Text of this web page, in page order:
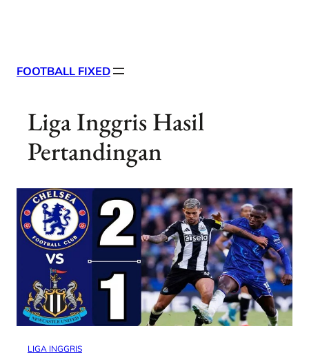
FOOTBALL FIXED
Liga Inggris Hasil
Pertandingan
LIGA INGGRIS